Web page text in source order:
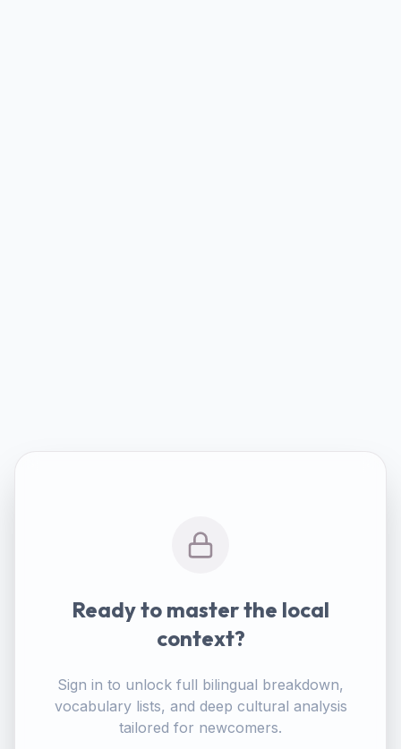
Ready to master the local
context?
Sign in to unlock full bilingual breakdown,
vocabulary lists, and deep cultural analysis
tailored for newcomers.